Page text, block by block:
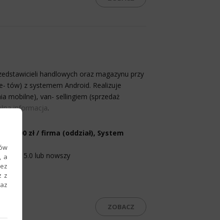
handlowych oraz magazynu przy
tów) z systemem Android. Realizuje
mobilne), van- sellingiem (sprzedaż
informacja.
1800 zł / firma (oddział), System
5.0 lub nowszy
ZOBACZ
a
z